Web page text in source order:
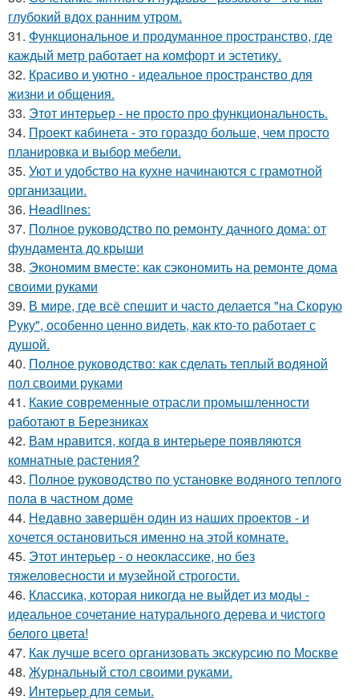
глубокий вдох ранним утром.
31. Функциональное и продуманное пространство, где
каждый метр работает на комфорт и эстетику.
32. Красиво и уютно - идеальное пространство для
жизни и общения.
33. Этот интерьер - не просто про функциональность.
34. Проект кабинета - это гораздо больше, чем просто
планировка и выбор мебели.
35. Уют и удобство на кухне начинаются с грамотной
организации.
36. Headlines:
37. Полное руководство по ремонту дачного дома: от
фундамента до крыши
38. Экономим вместе: как сэкономить на ремонте дома
своими руками
39. В мире, где всё спешит и часто делается "на Скорую
Руку", особенно ценно видеть, как кто-то работает с
душой.
40. Полное руководство: как сделать теплый водяной
пол своими руками
41. Какие современные отрасли промышленности
работают в Березниках
42. Вам нравится, когда в интерьере появляются
комнатные растения?
43. Полное руководство по установке водяного теплого
пола в частном доме
44. Недавно завершён один из наших проектов - и
хочется остановиться именно на этой комнате.
45. Этот интерьер - о неоклассике, но без
тяжеловесности и музейной строгости.
46. Классика, которая никогда не выйдет из моды -
идеальное сочетание натурального дерева и чистого
белого цвета!
47. Как лучше всего организовать экскурсию по Москве
48. Журнальный стол своими руками.
49. Интерьер для семьи.